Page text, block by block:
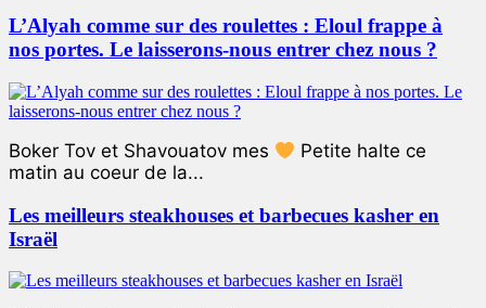
L’Alyah comme sur des roulettes : Eloul frappe à
nos portes. Le laisserons-nous entrer chez nous ?
Boker Tov et Shavouatov mes
Petite halte ce
matin au coeur de la...
Les meilleurs steakhouses et barbecues kasher en
Israël